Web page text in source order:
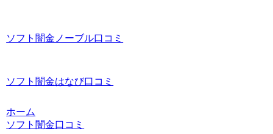
ソフト闇金ノーブル口コミ
ソフト闇金はなび口コミ
ホーム
ソフト闇金口コミ